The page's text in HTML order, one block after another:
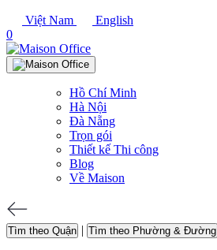
Việt Nam
English
0
Hồ Chí Minh
Hà Nội
Đà Nẵng
Trọn gói
Thiết kế Thi công
Blog
Về Maison
Tìm theo Quận | Tìm theo Phường & Đường